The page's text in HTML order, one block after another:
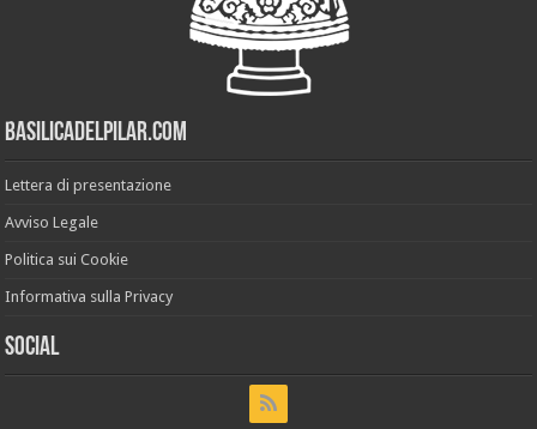
Basilicadelpilar.com
Lettera di presentazione
Avviso Legale
Politica sui Cookie
Informativa sulla Privacy
Social